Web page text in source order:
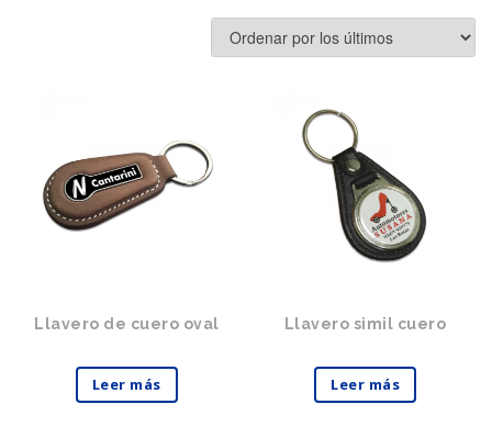
Llavero de cuero oval
Leer más
Llavero simil cuero
Leer más